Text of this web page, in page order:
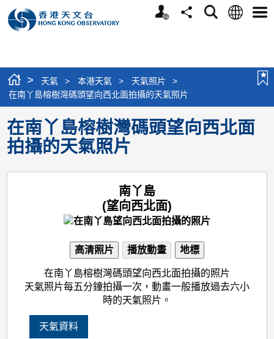
個
分
搜
語
選
> 天氣 > 本港天氣 > 天氣照片
>
在南丫島榕樹灣碼頭望向西北面拍攝的天氣照片
在南丫島榕樹灣碼頭望向西北面
拍攝的天氣照片
南丫島
(望向西北面)
高清照片 播放動畫 地標
在南丫島榕樹灣碼頭望向西北面拍攝的照片
天氣照片每五分鐘拍攝一次，動畫一般播放過去六小
時的天氣照片。
天氣資料